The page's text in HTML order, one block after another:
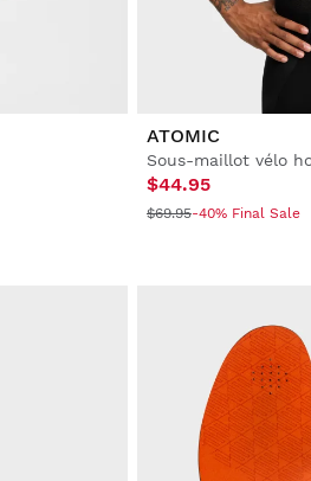
ATOMIC
Sous-maillot vélo
$44.95
$69.95-40% Final Sale